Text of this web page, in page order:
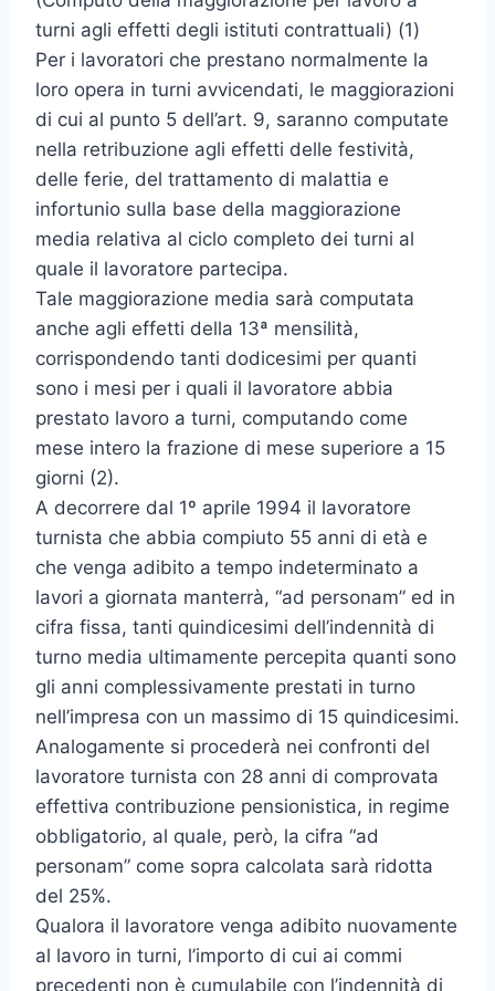
turni agli effetti degli istituti contrattuali) (1)
Per i lavoratori che prestano normalmente la
loro opera in turni avvicendati, le maggiorazioni
di cui al punto 5 dell’art. 9, saranno computate
nella retribuzione agli effetti delle festività,
delle ferie, del trattamento di malattia e
infortunio sulla base della maggiorazione
media relativa al ciclo completo dei turni al
quale il lavoratore partecipa.
Tale maggiorazione media sarà computata
anche agli effetti della 13ª mensilità,
corrispondendo tanti dodicesimi per quanti
sono i mesi per i quali il lavoratore abbia
prestato lavoro a turni, computando come
mese intero la frazione di mese superiore a 15
giorni (2).
A decorrere dal 1º aprile 1994 il lavoratore
turnista che abbia compiuto 55 anni di età e
che venga adibito a tempo indeterminato a
lavori a giornata manterrà, “ad personam” ed in
cifra fissa, tanti quindicesimi dell’indennità di
turno media ultimamente percepita quanti sono
gli anni complessivamente prestati in turno
nell’impresa con un massimo di 15 quindicesimi.
Analogamente si procederà nei confronti del
lavoratore turnista con 28 anni di comprovata
effettiva contribuzione pensionistica, in regime
obbligatorio, al quale, però, la cifra “ad
personam” come sopra calcolata sarà ridotta
del 25%.
Qualora il lavoratore venga adibito nuovamente
al lavoro in turni, l’importo di cui ai commi
precedenti non è cumulabile con l’indennità di